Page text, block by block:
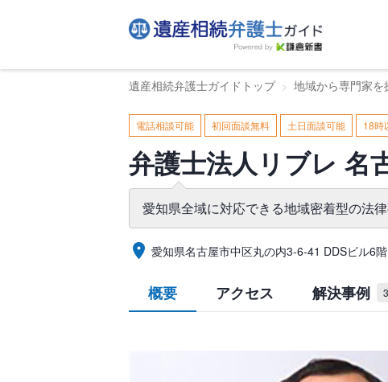
遺産相続弁護士ガイドトップ 地域から専門家を
電話相談可能 初回面談無料 土日面談可能 18時
弁護士法人リブレ 名
愛知県全域に対応できる地域密着型の法
愛知県名古屋市中区丸の内3-6-41 DDSビル6階
概要 アクセス 解決事例 3